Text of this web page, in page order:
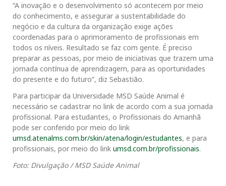
“A inovação e o desenvolvimento só acontecem por meio
do conhecimento, e assegurar a sustentabilidade do
negócio e da cultura da organização exige ações
coordenadas para o aprimoramento de profissionais em
todos os níveis. Resultado se faz com gente. É preciso
preparar as pessoas, por meio de iniciativas que trazem uma
jornada contínua de aprendizagem, para as oportunidades
do presente e do futuro”, diz Sebastião.
Para participar da Universidade MSD Saúde Animal é
necessário se cadastrar no link de acordo com a sua jornada
profissional. Para estudantes, o Profissionais do Amanhã
pode ser conferido por meio do link
umsd.atenalms.com.br/skin/atena/login/estudantes, e para
profissionais, por meio do link umsd.com.br/profissionais.
Foto: Divulgação / MSD Saúde Animal